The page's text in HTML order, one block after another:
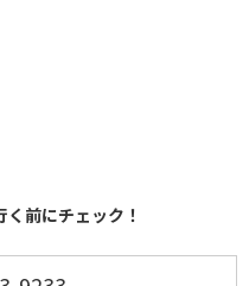
前にチェック！